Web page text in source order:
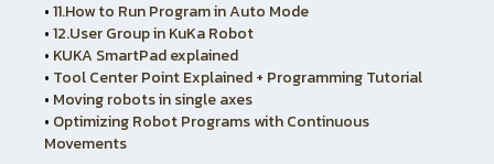
•11.How to Run Program in Auto Mode
•12.User Group in KuKa Robot
• KUKA SmartPad explained
• Tool Center Point Explained + Programming Tutorial
• Moving robots in single axes
• Optimizing Robot Programs with Continuous
Movements